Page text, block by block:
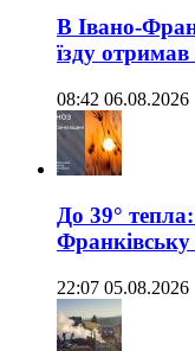
В Івано-
їзду
08:42 06.08.2026
До 39°
22:07 05.08.2026